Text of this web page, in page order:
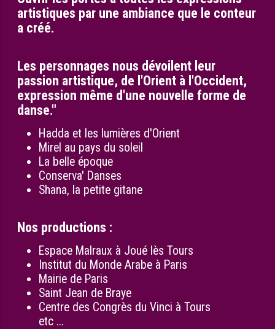
artistiques par une ambiance que le conteur
a créé.
Les personnages nous dévoilent leur
passion artistique, de l'Orient à l'Occident,
expression même d'une nouvelle forme de
danse."
Hadda et les lumières d'Orient
Mirel au pays du soleil
La belle époque
Conserva' Danses
Shana, la petite gitane
Nos productions :
Espace Malraux à Joué lès Tours
Institut du Monde Arabe à Paris
Mairie de Paris
Saint Jean de Braye
Centre des Congrès du Vinci à Tours
etc ...